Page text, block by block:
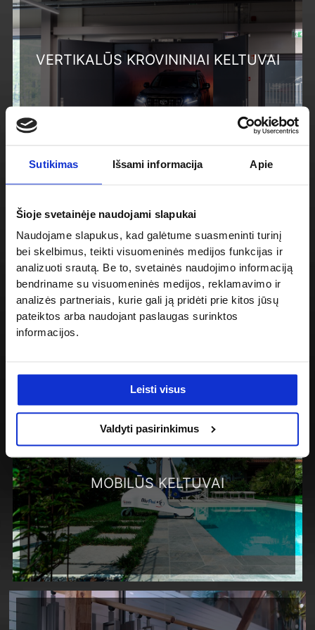
Sutikimas Išsami informacija Apie
Šioje svetainėje naudojami slapukai
Naudojame slapukus, kad galėtume suasmeninti turinį
bei skelbimus, teikti visuomeninės medijos funkcijas ir
analizuoti srautą. Be to, svetainės naudojimo informaciją
bendriname su visuomeninės medijos, reklamavimo ir
analizės partneriais, kurie gali ją pridėti prie kitos jūsų
pateiktos arba naudojant paslaugas surinktos
informacijos.
Leisti visus
Valdyti pasirinkimus
VERTIKALŪS KROVININIAI KELTUVAI
NUOŽULNŪS LAIPTINIAI KELTUVAI
MOBILŪS KELTUVAI